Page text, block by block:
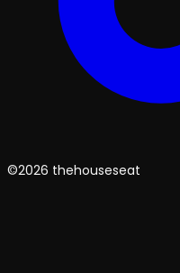
©2026 thehouseseat